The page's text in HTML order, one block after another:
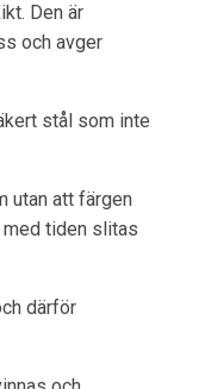
Den är
och avger
stål som inte
utan att färgen
tiden slitas
därför